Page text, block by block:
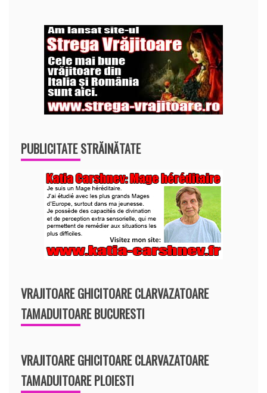
PUBLICITATE STRĂINĂTATE
VRAJITOARE GHICITOARE CLARVAZATOARE
TAMADUITOARE BUCURESTI
VRAJITOARE GHICITOARE CLARVAZATOARE
TAMADUITOARE PLOIESTI